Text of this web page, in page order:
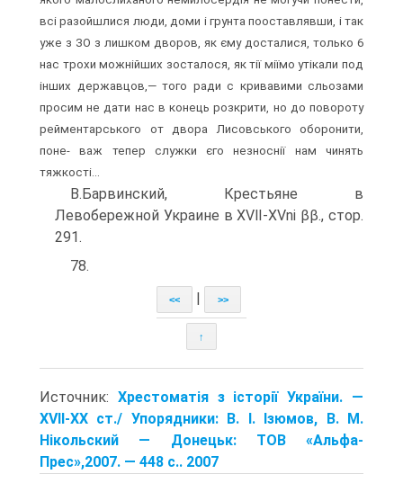
всі разойшлися люди, доми і грунта пооставлявши, і так
уже з ЗО з лишком дворов, як єму досталися, только 6
нас трохи можнійших зосталося, як тії міїмо утікали под
інших державцов,— того ради с кривавими сльозами
просим не дати нас в конець розкрити, но до повороту
рейментарського от двора Лисовського оборонити,
поне- важ тепер служки єго незноснії нам чинять
тяжкості...
В.Барвинский, Крестьяне в
Левобережной Украине в XVlI-XVni ββ., стор.
291.
78.
<< | >>
↑
Источник: Хрестоматія з історії України. —
XVII-XX ст./ Упорядники: В. І. Ізюмов, В. М.
Нікольский — Донецьк: TOB «Альфа-
Прес»,2007. — 448 с.. 2007